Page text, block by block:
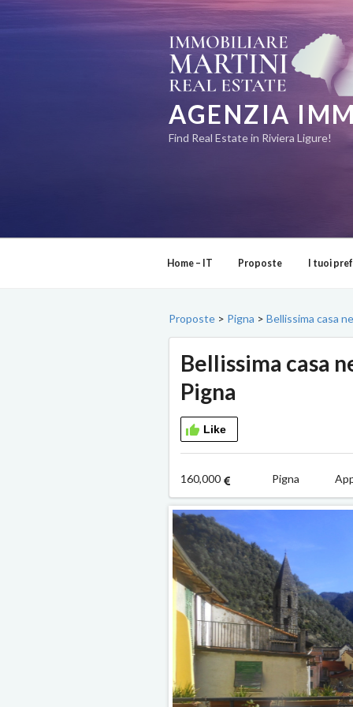
AGENZIA
Find Real Estate in Riviera Ligure!
Home – IT Proposte I tuoi
Proposte > Pigna > Bellissima casa
Bellissima casa
Pigna
Like
160,000 Pigna